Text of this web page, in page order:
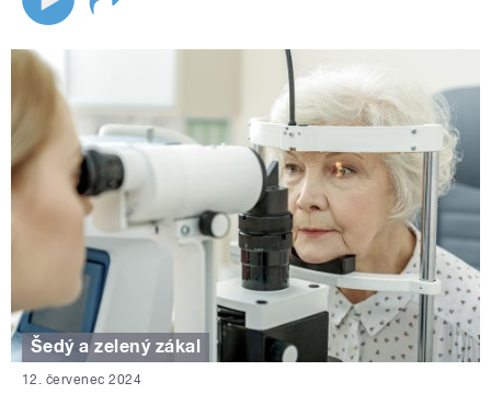
Šedý a zelený zákal
12. červenec 2024